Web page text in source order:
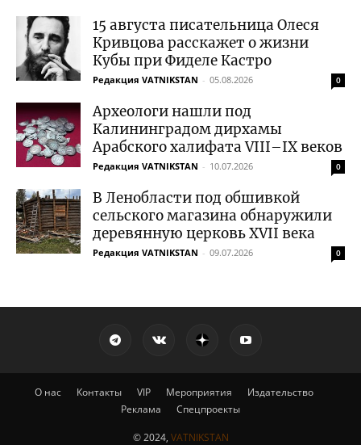
15 августа писательница Олеся
Кривцова расскажет о жизни
Кубы при Фиделе Кастро
Редакция VATNIKSTAN - 05.08.2026 0
Археологи нашли под
Калининградом дирхамы
Арабского халифата VIII–IX веков
Редакция VATNIKSTAN - 10.07.2026 0
В Ленобласти под обшивкой
сельского магазина обнаружили
деревянную церковь XVII века
Редакция VATNIKSTAN - 09.07.2026 0
О нас Контакты VIP Мероприятия
Издательство
Реклама
Спецпроекты
© 2024, VATNIKSTAN